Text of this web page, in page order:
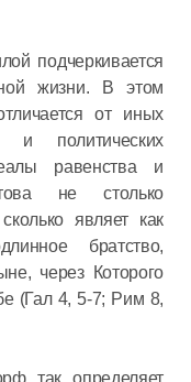
подчеркивается
жизни. В этом
от иных
и политических
равенства и
не столько
являет как
братство,
через Которого
(Гал 4, 5-7; Рим 8,
так определяет